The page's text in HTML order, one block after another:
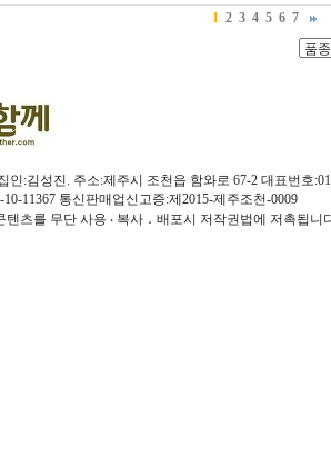
1 2 3 4 5 6 7
:김성진. 주소:제주시 조천읍 함와로 67-2 대표번호
11367 통신판매업신고증:제2015-제주조천-0009
텐츠를 무단 사용 ‧ 복사 ․ 배포시 저작권법에 저촉됩